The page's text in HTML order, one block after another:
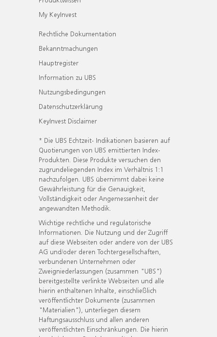
My KeyInvest
Rechtliche Dokumentation
Bekanntmachungen
Hauptregister
Information zu UBS
Nutzungsbedingungen
Datenschutzerklärung
KeyInvest Disclaimer
* Die UBS Echtzeit- Indikationen basieren auf
Quotierungen von UBS emittierten Index-
Produkten. Diese Produkte versuchen den
zugrundeliegenden Index im Verhältnis 1:1
nachzufolgen. UBS übernimmt dabei keine
Gewährleistung für die Genauigkeit,
Vollständigkeit oder Angemessenheit der
angewandten Methodik.
Wichtige rechtliche und regulatorische
Informationen. Die Nutzung und der Zugriff
auf diese Webseiten oder andere von der UBS
AG und/oder deren Tochtergesellschaften,
verbundenen Unternehmen oder
Zweigniederlassungen (zusammen "UBS")
bereitgestellte verlinkte Webseiten und alle
hierin enthaltenen Inhalte, einschließlich
veröffentlichter Dokumente (zusammen
"Materialien"), unterliegen diesem
Haftungsausschluss und allen anderen
veröffentlichten Einschränkungen. Die hierin